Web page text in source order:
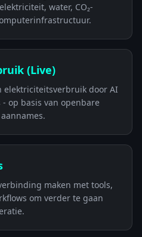
water, CO₂-
(Live)
elektriciteitsverbruik door AI
op basis van openbare
maken met tools,
om verder te gaan